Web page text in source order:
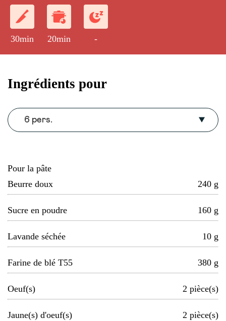
30min 20min -
Ingrédients pour
6 pers.
Pour la pâte
Beurre doux
240 g
Sucre en poudre 160 g
Lavande séchée 10 g
Farine de blé T55 380 g
Oeuf(s) 2 pièce(s)
Jaune(s) d'oeuf(s) 2 pièce(s)